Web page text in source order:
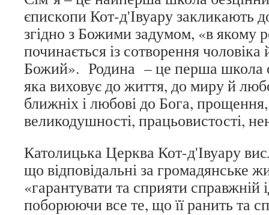
єпископи Кот-д'Івуару закликають
згідно з Божими задумом, «в якому
починається із сотворення
Божий». Родина – це перша школа
яка виховує до життя, до миру й
ближніх і любові до Бога,
великодушності, працьовистості,
Католицька Церква Кот-д'Івуару
що відповідальні за громадянське
«гарантувати та сприяти справжній
поборюючи все те, що її ранить та